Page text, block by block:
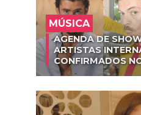
MÚSICA
AGENDA DE
ARTISTAS
CONFIRMADOS